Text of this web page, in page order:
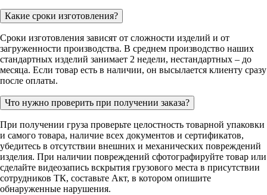
Какие сроки изготовления?
Сроки изготовления зависят от сложности изделий и от
загруженности производства. В среднем производство наших
стандартных изделий занимает 2 недели, нестандартных – до
месяца. Если товар есть в наличии, он высылается клиенту сразу
после оплаты.
Что нужно проверить при получении заказа?
При получении груза проверьте целостность товарной упаковки
и самого товара, наличие всех документов и сертификатов,
убедитесь в отсутствии внешних и механических повреждений
изделия. При наличии повреждений сфотографируйте товар или
сделайте видеозапись вскрытия грузового места в присутствии
сотрудников ТК, составьте Акт, в котором опишите
обнаруженные нарушения.